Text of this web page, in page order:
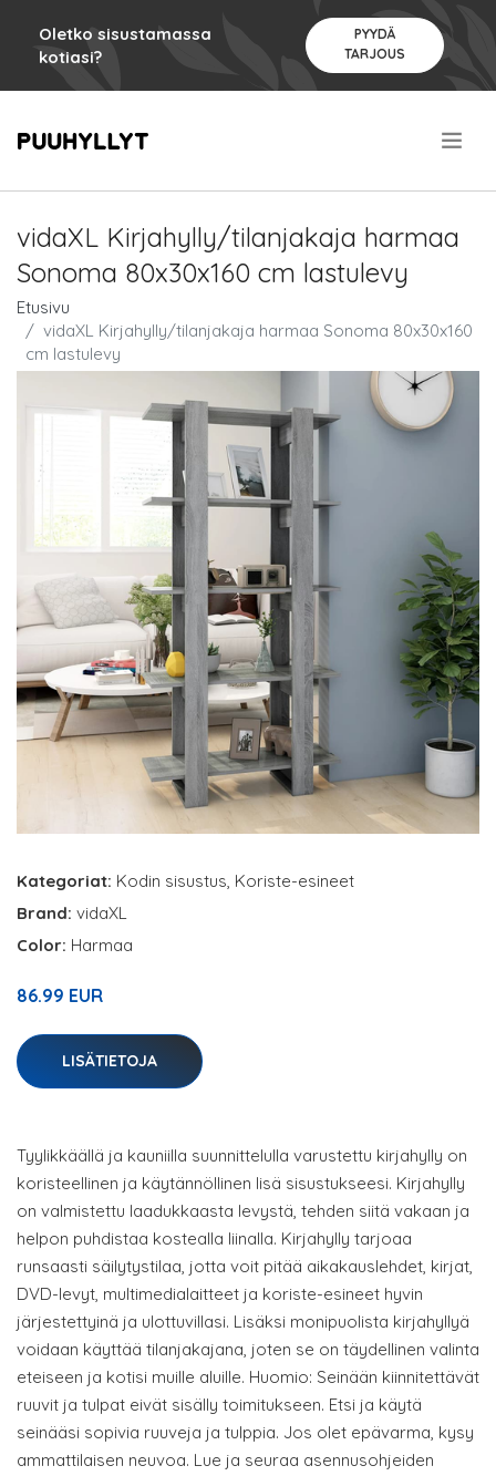
Oletko sisustamassa
kotiasi?
PYYDÄ
TARJOUS
vidaXL Kirjahylly/tilanjakaja harmaa
Sonoma 80x30x160 cm lastulevy
Etusivu
vidaXL Kirjahylly/tilanjakaja harmaa Sonoma 80x30x160
cm lastulevy
Kategoriat: Kodin sisustus, Koriste-esineet
Brand: vidaXL
Color: Harmaa
86.99 EUR
LISÄTIETOJA
Tyylikkäällä ja kauniilla suunnittelulla varustettu kirjahylly on
koristeellinen ja käytännöllinen lisä sisustukseesi. Kirjahylly
on valmistettu laadukkaasta levystä, tehden siitä vakaan ja
helpon puhdistaa kostealla liinalla. Kirjahylly tarjoaa
runsaasti säilytystilaa, jotta voit pitää aikakauslehdet, kirjat,
DVD-levyt, multimedialaitteet ja koriste-esineet hyvin
järjestettyinä ja ulottuvillasi. Lisäksi monipuolista kirjahyllyä
voidaan käyttää tilanjakajana, joten se on täydellinen valinta
eteiseen ja kotisi muille aluille. Huomio: Seinään kiinnitettävät
ruuvit ja tulpat eivät sisälly toimitukseen. Etsi ja käytä
seinääsi sopivia ruuveja ja tulppia. Jos olet epävarma, kysy
ammattilaisen neuvoa. Lue ja seuraa asennusohjeiden